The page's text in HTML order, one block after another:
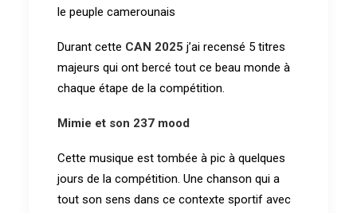
le peuple camerounais
Durant cette CAN 2025 j’ai recensé 5 titres
majeurs qui ont bercé tout ce beau monde à
chaque étape de la compétition.
Mimie et son 237 mood
Cette musique est tombée à pic à quelques
jours de la compétition. Une chanson qui a
tout son sens dans ce contexte sportif avec